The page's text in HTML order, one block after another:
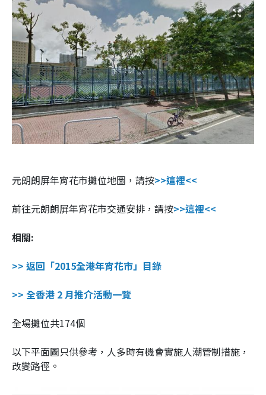
元朗朗屏年宵花市攤位地圖，請按>>這裡<<
前往元朗朗屏年宵花市交通安排，請按>>這裡<<
相關:
>> 返回「2015全港年宵花市」目錄
>> 全香港 2 月推介活動一覽
全場攤位共174個
以下平面圖只供參考，人多時有機會實施人潮管制措施，
改變路徑。